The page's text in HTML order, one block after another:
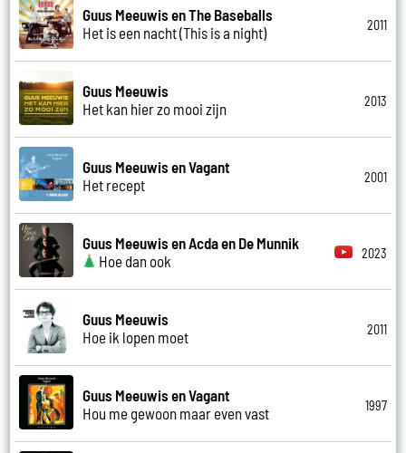
Guus Meeuwis en The Baseballs
Het is een nacht (This is a night)
2011
Guus Meeuwis
Het kan hier zo mooi zijn
2013
Guus Meeuwis en Vagant
Het recept
2001
Guus Meeuwis en Acda en De Munnik
Hoe dan ook
2023
Guus Meeuwis
Hoe ik lopen moet
2011
Guus Meeuwis en Vagant
Hou me gewoon maar even vast
1997